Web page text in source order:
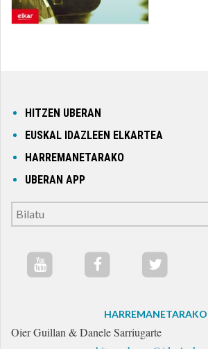
HITZEN UBERAN
EUSKAL IDAZLEEN ELKARTEA
HARREMANETARAKO
UBERAN APP
HARREMANETARAKO
Oier Guillan & Danele Sarriugarte